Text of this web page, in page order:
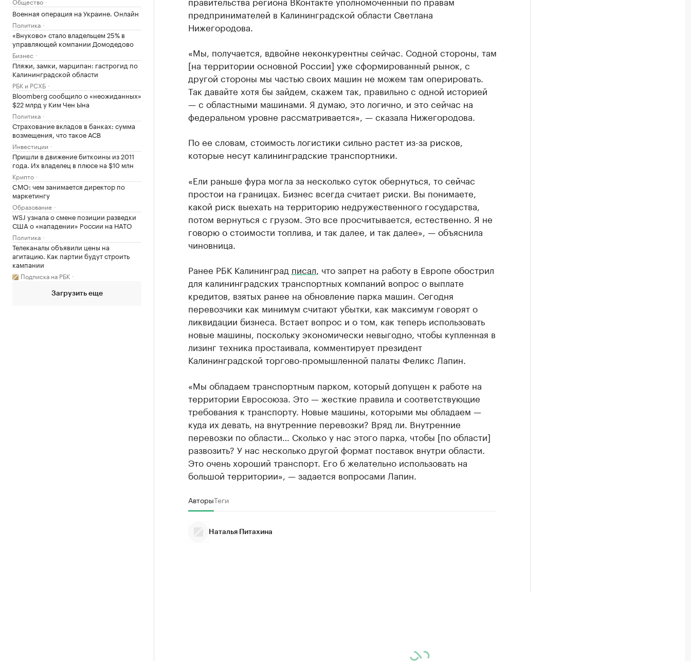
Военная операция на Украине. Онлайн
Политика
«Внуково» стало владельцем 25% в
управляющей компании Домодедово
Бизнес
Пляжи, замки, марципан: гастрогид по
Калининградской области
РБК и РСХБ
Bloomberg сообщило о «неожиданных»
$22 млрд у Ким Чен Ына
Политика
Страхование вкладов в банках: сумма
возмещения, что такое АСВ
Инвестиции
Пришли в движение биткоины из 2011
года. Их владелец в плюсе на $10 млн
Крипто
CMO: чем занимается директор по
маркетингу
Образование
WSJ узнала о смене позиции разведки
США о «нападении» России на НАТО
Политика
Телеканалы объявили цены на
агитацию. Как партии будут строить
кампании
Подписка на РБК
Загрузить еще
предпринимателей в Калининградской области Светлана
Нижегородова.
«Мы, получается, вдвойне неконкурентны сейчас. Содной стороны, там
[на территории основной России] уже сформированный рынок, с
другой стороны мы частью своих машин не можем там оперировать.
Так давайте хотя бы зайдем, скажем так, правильно с одной историей
— с областными машинами. Я думаю, это логично, и это сейчас на
федеральном уровне рассматривается», — сказала Нижегородова.
По ее словам, стоимость логистики сильно растет из-за рисков,
которые несут калининградские транспортники.
«Ели раньше фура могла за несколько суток обернуться, то сейчас
простои на границах. Бизнес всегда считает риски. Вы понимаете,
какой риск выехать на территорию недружественного государства,
потом вернуться с грузом. Это все просчитывается, естественно. Я не
говорю о стоимости топлива, и так далее, и так далее», — объяснила
чиновница.
Ранее РБК Калининград писал , что запрет на работу в Европе обострил
для калининградских транспортных компаний вопрос о выплате
кредитов, взятых ранее на обновление парка машин. Сегодня
перевозчики как минимум считают убытки, как максимум говорят о
ликвидации бизнеса. Встает вопрос и о том, как теперь использовать
новые машины, поскольку экономически невыгодно, чтобы купленная в
лизинг техника простаивала, комментирует президент
Калининградской торгово-промышленной палаты Феликс Лапин.
«Мы обладаем транспортным парком, который допущен к работе на
территории Евросоюза. Это — жесткие правила и соответствующие
требования к транспорту. Новые машины, которыми мы обладаем —
куда их девать, на внутренние перевозки? Вряд ли. Внутренние
перевозки по области… Сколько у нас этого парка, чтобы [по области]
развозить? У нас несколько другой формат поставок внутри области.
Это очень хороший транспорт. Его б желательно использовать на
большой территории», — задается вопросами Лапин.
АвторыТеги
Наталья Питахина